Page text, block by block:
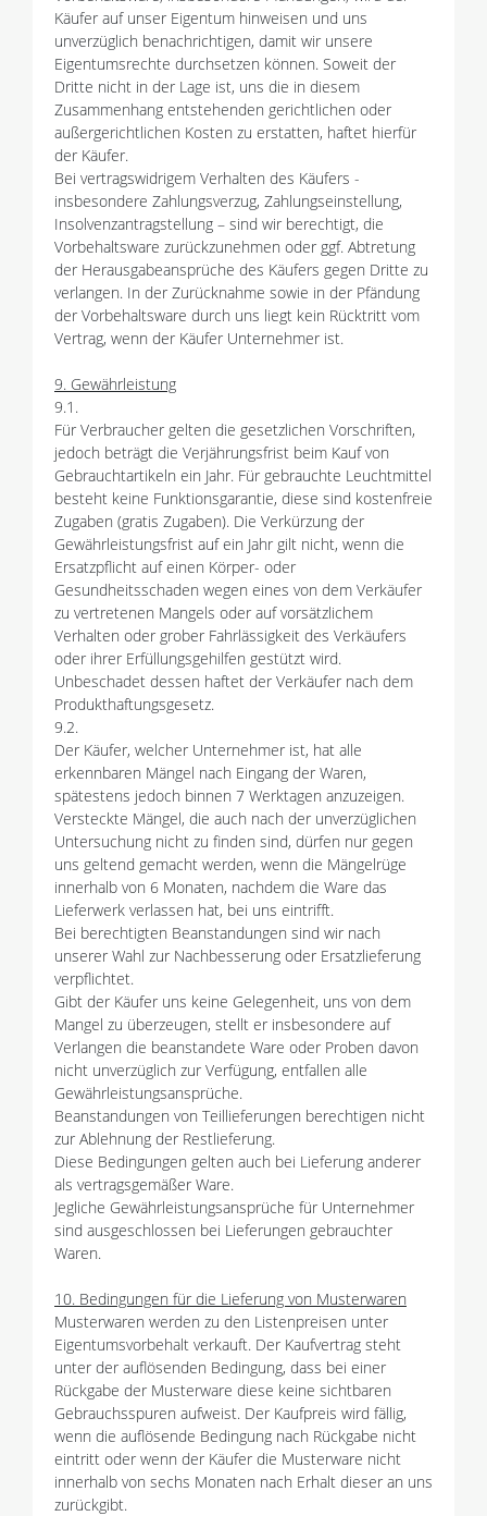
Käufer auf unser Eigentum hinweisen und uns
unverzüglich benachrichtigen, damit wir unsere
Eigentumsrechte durchsetzen können. Soweit der
Dritte nicht in der Lage ist, uns die in diesem
Zusammenhang entstehenden gerichtlichen oder
außergerichtlichen Kosten zu erstatten, haftet hierfür
der Käufer.
Bei vertragswidrigem Verhalten des Käufers -
insbesondere Zahlungsverzug, Zahlungseinstellung,
Insolvenzantragstellung – sind wir berechtigt, die
Vorbehaltsware zurückzunehmen oder ggf. Abtretung
der Herausgabeansprüche des Käufers gegen Dritte zu
verlangen. In der Zurücknahme sowie in der Pfändung
der Vorbehaltsware durch uns liegt kein Rücktritt vom
Vertrag, wenn der Käufer Unternehmer ist.
9. Gewährleistung
9.1.
Für Verbraucher gelten die gesetzlichen Vorschriften,
jedoch beträgt die Verjährungsfrist beim Kauf von
Gebrauchtartikeln ein Jahr. Für gebrauchte Leuchtmittel
besteht keine Funktionsgarantie, diese sind kostenfreie
Zugaben (gratis Zugaben). Die Verkürzung der
Gewährleistungsfrist auf ein Jahr gilt nicht, wenn die
Ersatzpflicht auf einen Körper- oder
Gesundheitsschaden wegen eines von dem Verkäufer
zu vertretenen Mangels oder auf vorsätzlichem
Verhalten oder grober Fahrlässigkeit des Verkäufers
oder ihrer Erfüllungsgehilfen gestützt wird.
Unbeschadet dessen haftet der Verkäufer nach dem
Produkthaftungsgesetz.
9.2.
Der Käufer, welcher Unternehmer ist, hat alle
erkennbaren Mängel nach Eingang der Waren,
spätestens jedoch binnen 7 Werktagen anzuzeigen.
Versteckte Mängel, die auch nach der unverzüglichen
Untersuchung nicht zu finden sind, dürfen nur gegen
uns geltend gemacht werden, wenn die Mängelrüge
innerhalb von 6 Monaten, nachdem die Ware das
Lieferwerk verlassen hat, bei uns eintrifft.
Bei berechtigten Beanstandungen sind wir nach
unserer Wahl zur Nachbesserung oder Ersatzlieferung
verpflichtet.
Gibt der Käufer uns keine Gelegenheit, uns von dem
Mangel zu überzeugen, stellt er insbesondere auf
Verlangen die beanstandete Ware oder Proben davon
nicht unverzüglich zur Verfügung, entfallen alle
Gewährleistungsansprüche.
Beanstandungen von Teillieferungen berechtigen nicht
zur Ablehnung der Restlieferung.
Diese Bedingungen gelten auch bei Lieferung anderer
als vertragsgemäßer Ware.
Jegliche Gewährleistungsansprüche für Unternehmer
sind ausgeschlossen bei Lieferungen gebrauchter
Waren.
10. Bedingungen für die Lieferung von Musterwaren
Musterwaren werden zu den Listenpreisen unter
Eigentumsvorbehalt verkauft. Der Kaufvertrag steht
unter der auflösenden Bedingung, dass bei einer
Rückgabe der Musterware diese keine sichtbaren
Gebrauchsspuren aufweist. Der Kaufpreis wird fällig,
wenn die auflösende Bedingung nach Rückgabe nicht
eintritt oder wenn der Käufer die Musterware nicht
innerhalb von sechs Monaten nach Erhalt dieser an uns
zurückgibt.